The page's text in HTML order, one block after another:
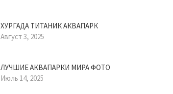
ХУРГАДА ТИТАНИК АКВАПАРК
Август 3, 2025
ЛУЧШИЕ АКВАПАРКИ МИРА ФОТО
Июль 14, 2025